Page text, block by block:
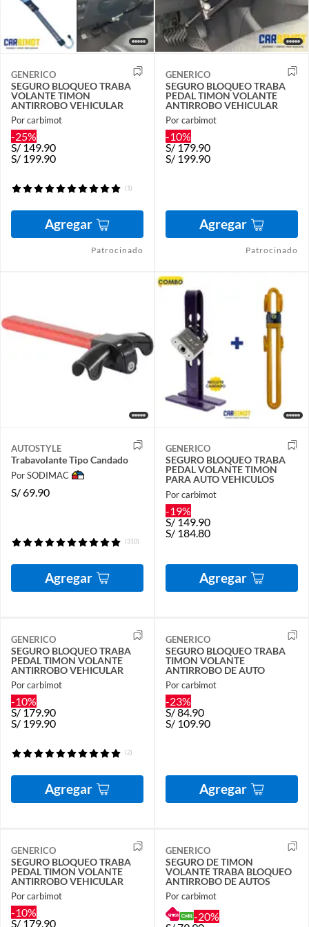
GENERICO
SEGURO BLOQUEO TRABA
VOLANTE TIMON
ANTIRROBO VEHICULAR
Por carbimot
-25%
S/ 149.90
S/ 199.90
(1)
Agregar
Patrocinado
GENERICO
SEGURO BLOQUEO TRABA
PEDAL TIMON VOLANTE
ANTIRROBO VEHICULAR
Por carbimot
-10%
S/ 179.90
S/ 199.90
Agregar
Patrocinado
AUTOSTYLE
Trabavolante Tipo Candado
Por SODIMAC
S/69.90
(310)
Agregar
GENERICO
SEGURO BLOQUEO TRABA
PEDAL VOLANTE TIMON
PARA AUTO VEHICULOS
Por carbimot
-19%
S/149.90
S/ 184.80
Agregar
GENERICO
SEGURO BLOQUEO TRABA
PEDAL TIMON VOLANTE
ANTIRROBO VEHICULAR
Por carbimot
-10%
S/179.90
S/ 199.90
(2)
Agregar
GENERICO
SEGURO BLOQUEO TRABA
TIMON VOLANTE
ANTIRROBO DE AUTO
Por carbimot
-23%
S/84.90
S/ 109.90
Agregar
GENERICO
SEGURO BLOQUEO TRABA
PEDAL TIMON VOLANTE
ANTIRROBO VEHICULAR
Por carbimot
-10%
S/179.90
GENERICO
SEGURO DE TIMON
VOLANTE TRABA BLOQUEO
ANTIRROBO DE AUTOS
Por carbimot
-20%